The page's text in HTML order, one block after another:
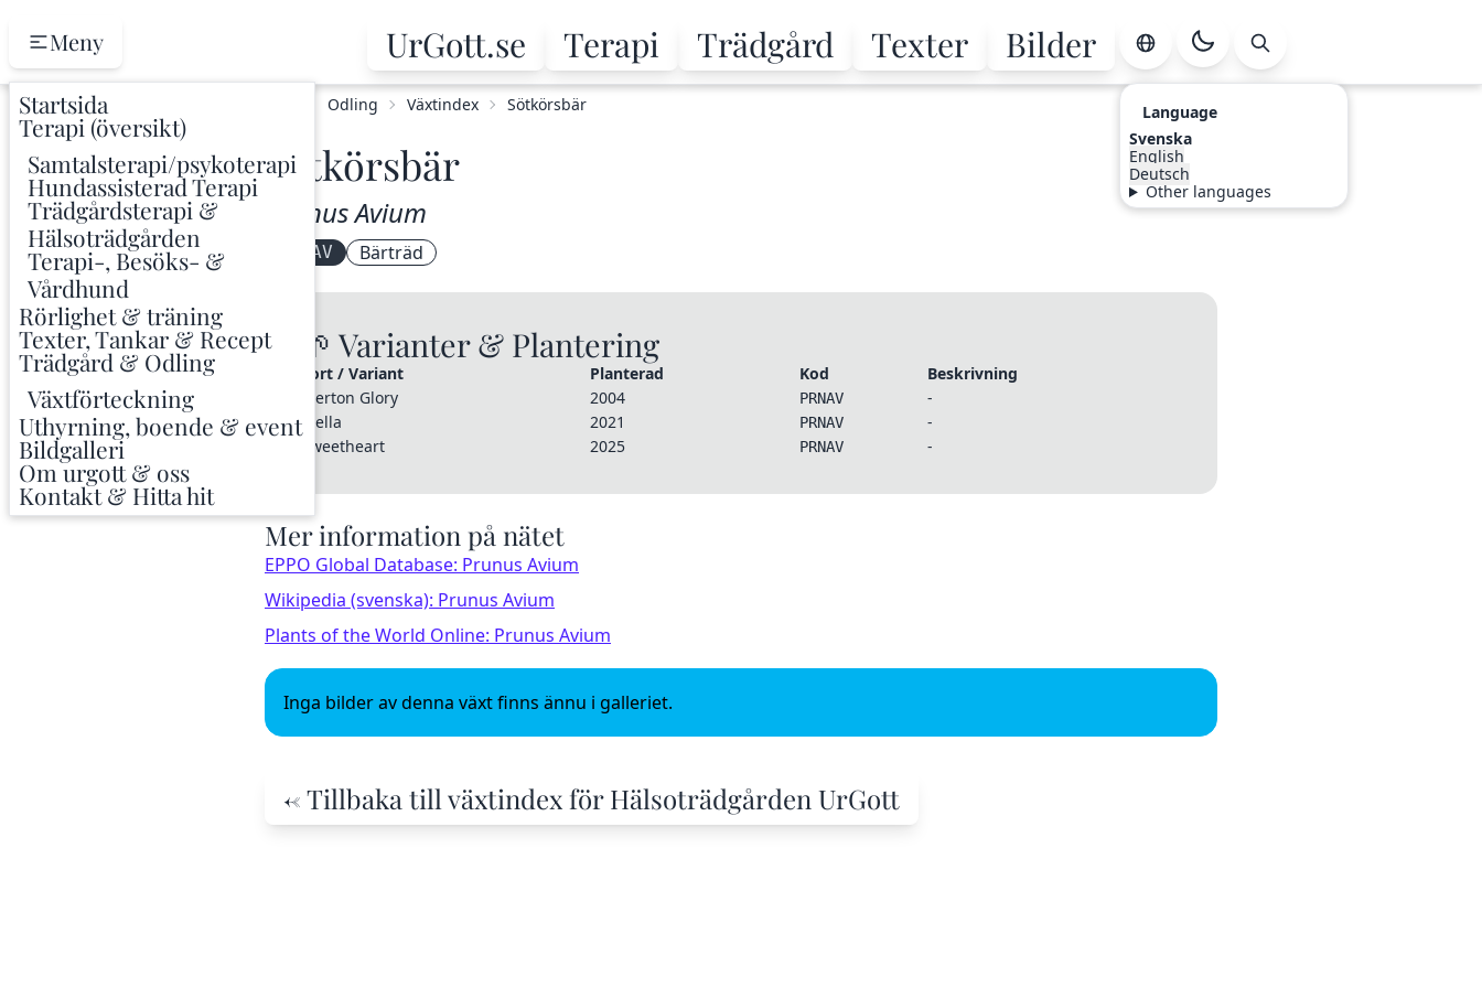
Meny
Startsida
Terapi (översikt)
Samtalsterapi/psykoterapi
Hundassisterad Terapi
Trädgårdsterapi &
Hälsoträdgården
Terapi-, Besöks- &
Vårdhund
Rörlighet & träning
Texter, Tankar & Recept
Trädgård & Odling
Växtförteckning
Uthyrning, boende & event
Bildgalleri
Om urgott & oss
Kontakt & Hitta hit
UrGott.se Terapi Trädgård Texter Bilder
Language
Svenska
English
Deutsch
Other languages
Odling Växtindex Sötkörsbär
Sötkörsbär
Prunus Avium
PRNAV Bärträd
🌱 Varianter & Plantering
Sort / Variant Planterad Kod
Beskrivning
Merton Glory
2004 PRNAV
-
Stella
2021 PRNAV
-
Sweetheart
2025 PRNAV -
Mer information på nätet
EPPO Global Database: Prunus Avium
Wikipedia (svenska): Prunus Avium
Plants of the World Online: Prunus Avium
Inga bilder av denna växt finns ännu i galleriet.
← Tillbaka till växtindex för Hälsoträdgården UrGott